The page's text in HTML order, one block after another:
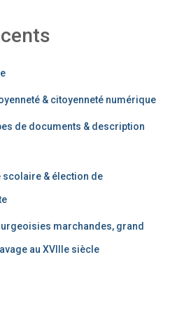
& citoyenneté numérique
de documents & description
scolaire & élection de
marchandes, grand
au XVIIIe siècle